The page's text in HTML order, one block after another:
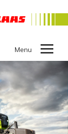
Ouvrir
le